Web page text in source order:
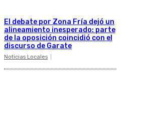
El debate por Zona Fría dejó un
alineamiento inesperado: parte
de la oposición coincidió con el
discurso de Garate
Noticias Locales